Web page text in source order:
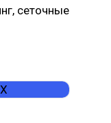
сеточные